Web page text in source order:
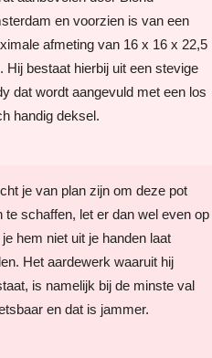
en voorzien is van een
afmeting van 16 x 16 x 22,5
Hij bestaat hierbij uit een stevige
dat wordt aangevuld met een los
handig deksel.
je van plan zijn om deze pot
te schaffen, let er dan wel even op
je hem niet uit je handen laat
Het aardewerk waaruit hij
is namelijk bij de minste val
en dat is jammer.